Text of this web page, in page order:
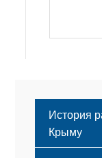
История
Крыму